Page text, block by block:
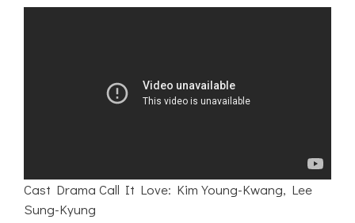
Cast Drama Call It Love: Kim Young-Kwang, Lee
Sung-Kyung